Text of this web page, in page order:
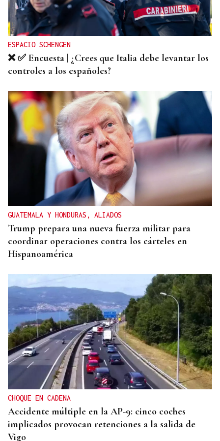
el Foro La Región
ESPACIO SCHENGEN
❌ ✅ Encuesta | ¿Crees que Italia debe levantar los
controles a los españoles?
GUATEMALA Y HONDURAS, ALIADOS
Trump prepara una nueva fuerza militar para
coordinar operaciones contra los cárteles en
Hispanoamérica
CHOQUE EN CADENA
Accidente múltiple en la AP-9: cinco coches
implicados provocan retenciones a la salida de
Vigo